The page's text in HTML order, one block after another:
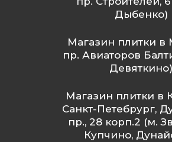
Дыбенко)
Магазин плитки в
пр. Авиаторов
Девяткино)
Магазин плитки в
Санкт-Петебрург,
пр., 28 корп.2 (м.
Купчино,